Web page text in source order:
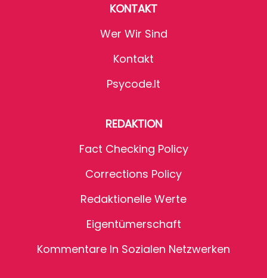
KONTAKT
Wer Wir Sind
Kontakt
Psycode.it
REDAKTION
Fact Checking Policy
Corrections Policy
Redaktionelle Werte
Eigentümerschaft
Kommentare In Sozialen Netzwerken